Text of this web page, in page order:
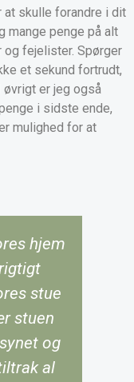
at skulle forandre i dit
mange penge på alt
fejelister. Spørger
et sekund fortrudt,
er jeg også
i sidste ende,
mulighed for at
hjem
stue
stuen
og
al